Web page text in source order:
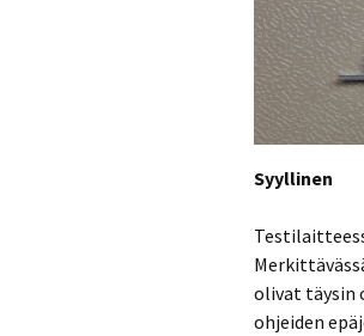
Syyllinen
olivat täysin
ohjeiden